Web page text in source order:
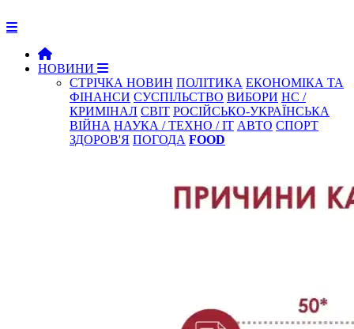
НОВИНИ
СТРІЧКА НОВИН ПОЛІТИКА ЕКОНОМІКА ТА
ФІНАНСИ СУСПІЛЬСТВО ВИБОРИ НС /
КРИМІНАЛ СВІТ РОСІЙСЬКО-УКРАЇНСЬКА
ВІЙНА НАУКА / ТЕХНО / IT АВТО СПОРТ
ЗДОРОВ'Я ПОГОДА FOOD